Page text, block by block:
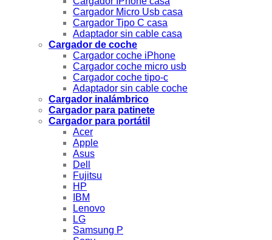
Cargador Micro Usb casa
Cargador Tipo C casa
Adaptador sin cable casa
Cargador de coche
Cargador coche iPhone
Cargador coche micro usb
Cargador coche tipo-c
Adaptador sin cable coche
Cargador inalámbrico
Cargador para patinete
Cargador para portátil
Acer
Apple
Asus
Dell
Fujitsu
HP
IBM
Lenovo
LG
Samsung P